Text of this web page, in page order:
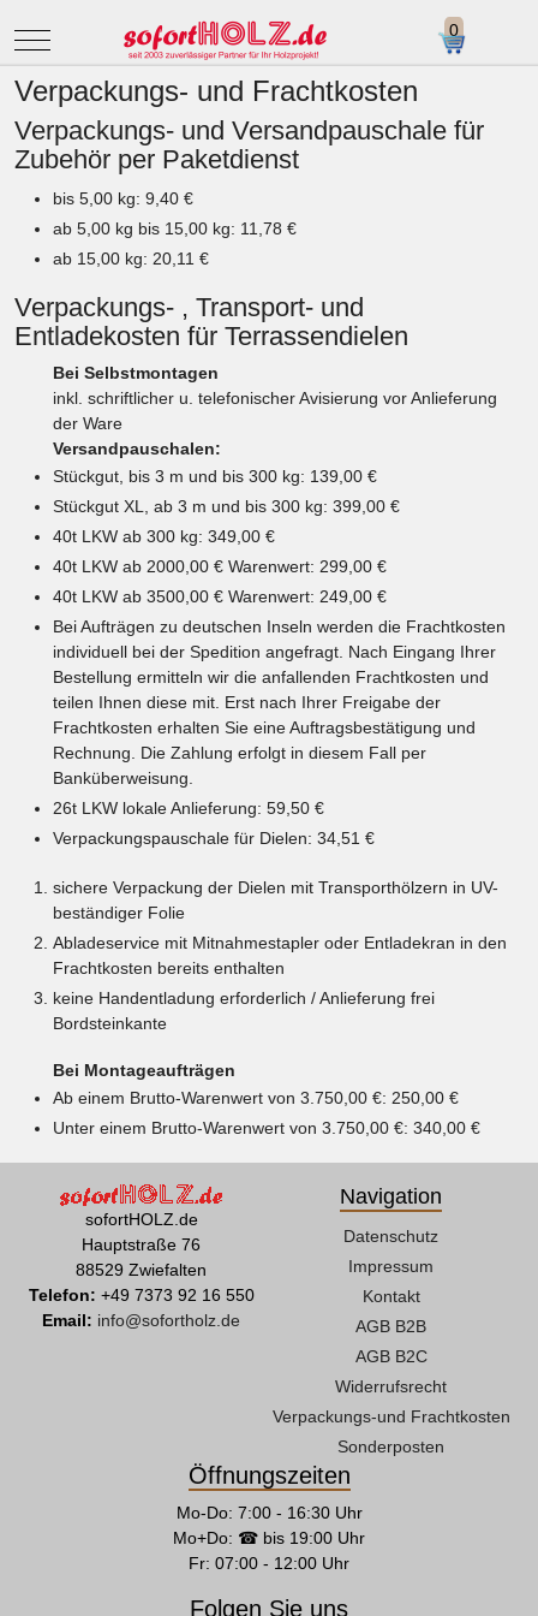
Mobile Menu Toggle
Verpackungs- und Frachtkosten
Verpackungs- und Versandpauschale für
Zubehör per Paketdienst
bis 5,00 kg: 9,40 €
ab 5,00 kg bis 15,00 kg: 11,78 €
ab 15,00 kg: 20,11 €
Verpackungs- , Transport- und
Entladekosten für Terrassendielen
Bei Selbstmontagen
inkl. schriftlicher u. telefonischer Avisierung vor Anlieferung
der Ware
Versandpauschalen:
Stückgut, bis 3 m und bis 300 kg: 139,00 €
Stückgut XL, ab 3 m und bis 300 kg: 399,00 €
40t LKW ab 300 kg: 349,00 €
40t LKW ab 2000,00 € Warenwert: 299,00 €
40t LKW ab 3500,00 € Warenwert: 249,00 €
Bei Aufträgen zu deutschen Inseln werden die Frachtkosten
individuell bei der Spedition angefragt. Nach Eingang Ihrer
Bestellung ermitteln wir die anfallenden Frachtkosten und
teilen Ihnen diese mit. Erst nach Ihrer Freigabe der
Frachtkosten erhalten Sie eine Auftragsbestätigung und
Rechnung. Die Zahlung erfolgt in diesem Fall per
Banküberweisung.
26t LKW lokale Anlieferung: 59,50 €
Verpackungspauschale für Dielen: 34,51 €
sichere Verpackung der Dielen mit Transporthölzern in UV-
beständiger Folie
Abladeservice mit Mitnahmestapler oder Entladekran in den
Frachtkosten bereits enthalten
keine Handentladung erforderlich / Anlieferung frei
Bordsteinkante
Bei Montageaufträgen
Ab einem Brutto-Warenwert von 3.750,00 €: 250,00 €
Unter einem Brutto-Warenwert von 3.750,00 €: 340,00 €
sofortHOLZ.de
Hauptstraße 76
88529 Zwiefalten
Telefon: +49 7373 92 16 550
Email: info@sofortholz.de
Navigation
Datenschutz
Impressum
Kontakt
AGB B2B
AGB B2C
Widerrufsrecht
Verpackungs-und Frachtkosten
Sonderposten
Öffnungszeiten
Mo-Do: 7:00 - 16:30 Uhr
Mo+Do: ☎ bis 19:00 Uhr
Fr: 07:00 - 12:00 Uhr
Folgen Sie uns